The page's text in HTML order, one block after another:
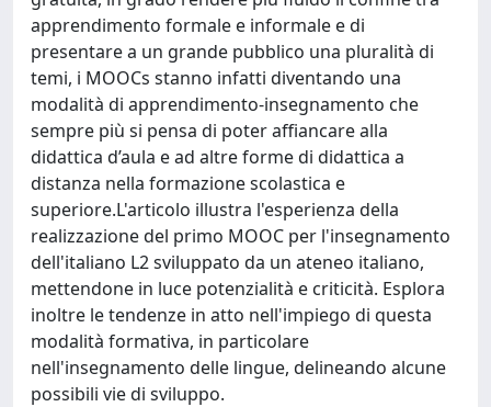
apprendimento formale e informale e di
presentare a un grande pubblico una pluralità di
temi, i MOOCs stanno infatti diventando una
modalità di apprendimento-insegnamento che
sempre più si pensa di poter affiancare alla
didattica d’aula e ad altre forme di didattica a
distanza nella formazione scolastica e
superiore.L'articolo illustra l'esperienza della
realizzazione del primo MOOC per l'insegnamento
dell'italiano L2 sviluppato da un ateneo italiano,
mettendone in luce potenzialità e criticità. Esplora
inoltre le tendenze in atto nell'impiego di questa
modalità formativa, in particolare
nell'insegnamento delle lingue, delineando alcune
possibili vie di sviluppo.